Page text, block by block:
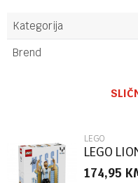
Kategorija
Brend
Poruka
LEGO
LEGO
LEGENDA
174,95